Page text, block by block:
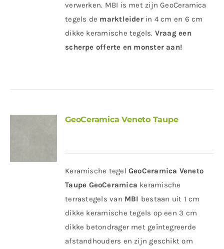
verwerken. MBI is met zijn GeoCeramica
tegels de marktleiderin 4 cm en 6 cm
dikke keramische tegels. Vraag een
scherpe offerte en monster aan!
GeoCeramica Veneto Taupe
Keramische tegel GeoCeramica Veneto
Taupe GeoCeramica keramische
terrastegels van MBI bestaan uit 1 cm
dikke keramische tegels op een 3 cm
dikke betondrager met geïntegreerde
afstandhouders en zijn geschikt om